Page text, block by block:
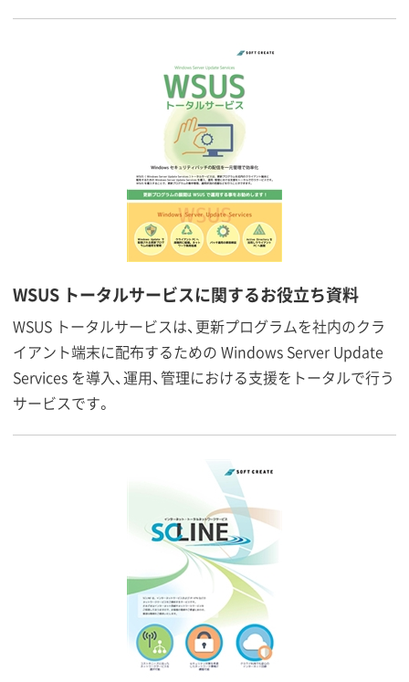
WSUS トータルサービスに関するお役立ち資料
WSUS トータルサービスは、更新プログラムを社内のクラ
イアント端末に配布するための Windows Server Update
Services を導入、運用、管理における支援をトータルで行う
サービスです。